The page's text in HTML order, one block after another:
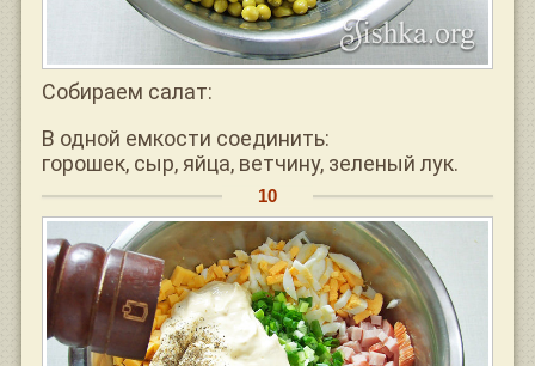
Собираем салат:
В одной емкости соединить:
горошек, сыр, яйца, ветчину, зеленый лук.